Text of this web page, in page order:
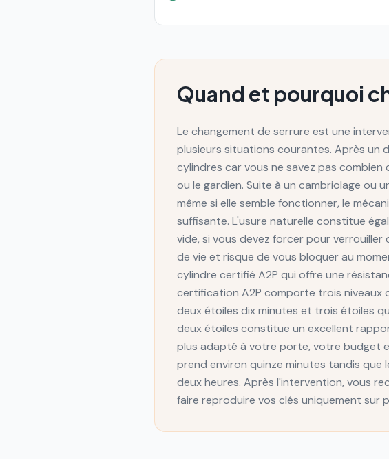
Quand et pourquoi
Le changement de serrure est une
plusieurs situations courantes. Après un
cylindres car vous ne savez pas
ou le gardien. Suite à un cambriolage ou
même si elle semble fonctionner, le
suffisante. L'usure naturelle constitue
vide, si vous devez forcer pour
de vie et risque de vous bloquer au
cylindre certifié A2P qui offre une
certification A2P comporte trois niveaux
deux étoiles dix minutes et trois étoiles
deux étoiles constitue un excellent
plus adapté à votre porte, votre budget
prend environ quinze minutes tandis
deux heures. Après l'intervention, vous
faire reproduire vos clés uniquement